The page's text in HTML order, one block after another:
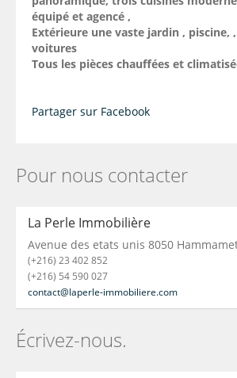
équipé et agencé ,
Extérieure une vaste jardin , piscine,
voitures
Tous les pièces chauffées et
Partager sur Facebook
Pour nous contacter
La Perle Immobilière
Avenue des etats unis 8050
(+216) 23 402 852
(+216) 54 590 027
contact@laperle-immobiliere.com
Écrivez-nous.